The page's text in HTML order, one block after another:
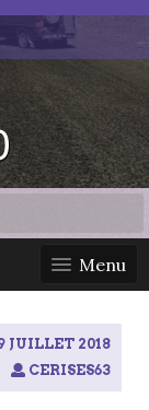
Menu
JUILLET 2018
CERISES63